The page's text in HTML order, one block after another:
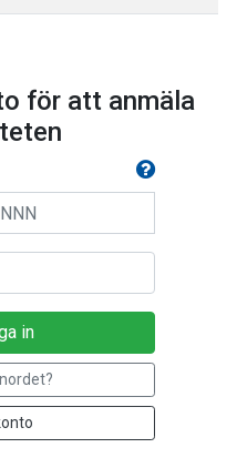
för att anmäla
in